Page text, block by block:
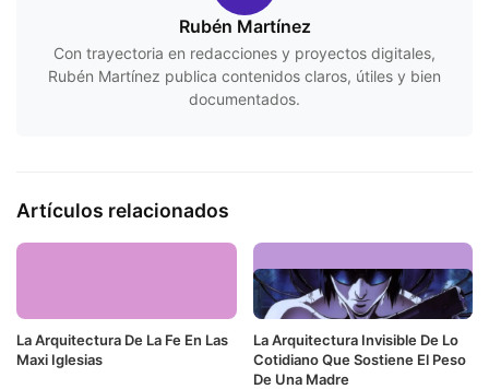
Rubén Martínez
Con trayectoria en redacciones y proyectos digitales,
Rubén Martínez publica contenidos claros, útiles y bien
documentados.
Artículos relacionados
La Arquitectura De La Fe En Las
Maxi Iglesias
La Arquitectura Invisible De Lo
Cotidiano Que Sostiene El Peso
De Una Madre